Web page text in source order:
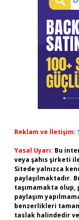
Reklam ve İletişim:
Yasal Uyarı: Bu
veya şahıs şirketi
Sitede yalnızca
paylaşılmaktadır.
taşımamakta olup,
paylaşım
benzerlikleri
taslak halindedir